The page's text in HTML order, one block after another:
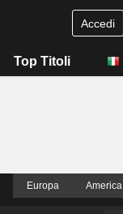
Accedi
Top Titoli
Europa America